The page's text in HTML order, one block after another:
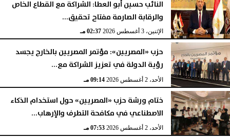
النائب حسين أبو العطا: الشراكة مع القطاع الخاص
والرقابة الصارمة مفتاح تحقيق...
الإثنين، 3 أغسطس 2026 02:37 مـ
حزب «المصريين»: مؤتمر المصريين بالخارج يجسد
رؤية الدولة في تعزيز الشراكة مع...
الأحد، 2 أغسطس 2026 09:14 مـ
ختام ورشة حزب «المصريين» حول استخدام الذكاء
الاصطناعي في مكافحة التطرف والإرهاب...
الأحد، 2 أغسطس 2026 07:53 مـ